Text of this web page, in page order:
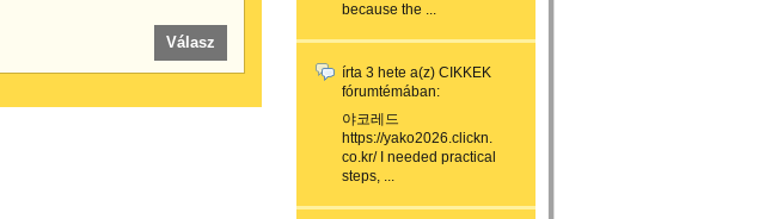
Válasz
because the ...
írta 3 hete a(z) CIKKEK
fórumtémában:
야코레드
https://yako2026.clickn.
co.kr/ I needed practical
steps, ...